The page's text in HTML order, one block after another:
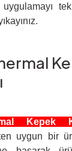
Kepek
uygun bir